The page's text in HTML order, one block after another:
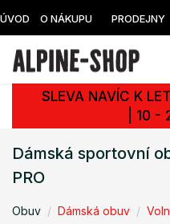
ÚVOD O NÁKUPU PRODEJNY
SLEVA NAVÍC K
| 10 -
Dámská sportovní
PRO
Obuv Dámská obuv